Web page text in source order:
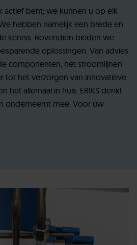
actief bent; we kunnen u op elk
hebben namelijk een brede en
kennis. Bovendien bieden we
oplossingen. Van advies
componenten, het stroomlijnen
tot het verzorgen van innovatieve
het allemaal in huis. ERIKS denkt
onderneemt mee. Voor úw